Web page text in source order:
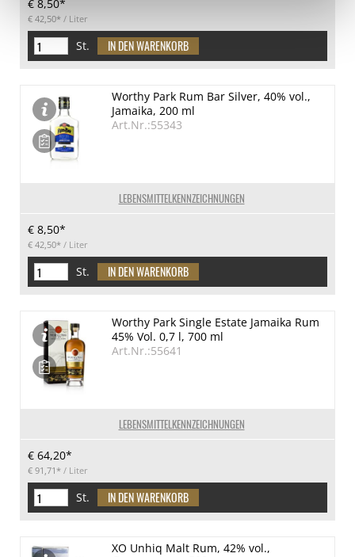
€ 8,50*
€ 42,50* / Liter
St.
LEBENSMITTELKENNZEICHNUNGEN
Worthy Park Rum Bar Silver, 40% vol.,
Jamaika, 200 ml
Art.Nr.:55343
€ 8,50*
€ 42,50* / Liter
St.
LEBENSMITTELKENNZEICHNUNGEN
Worthy Park Single Estate Jamaika Rum
45% Vol. 0,7 l, 700 ml
Art.Nr.:55641
€ 64,20*
€ 91,71* / Liter
St.
XO Unhiq Malt Rum, 42% vol.,